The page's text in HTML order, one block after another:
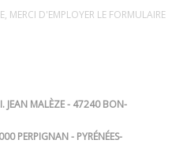
MERCI D'EMPLOYER LE FORMULAIRE
JEAN MALÈZE - 47240 BON-
PERPIGNAN - PYRÉNÉES-